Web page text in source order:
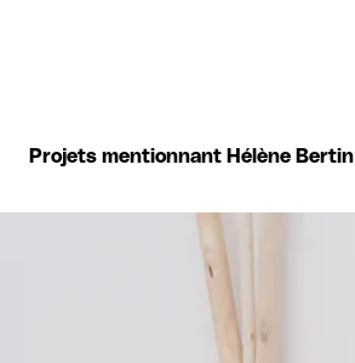
Projets mentionnant Hélène Bertin